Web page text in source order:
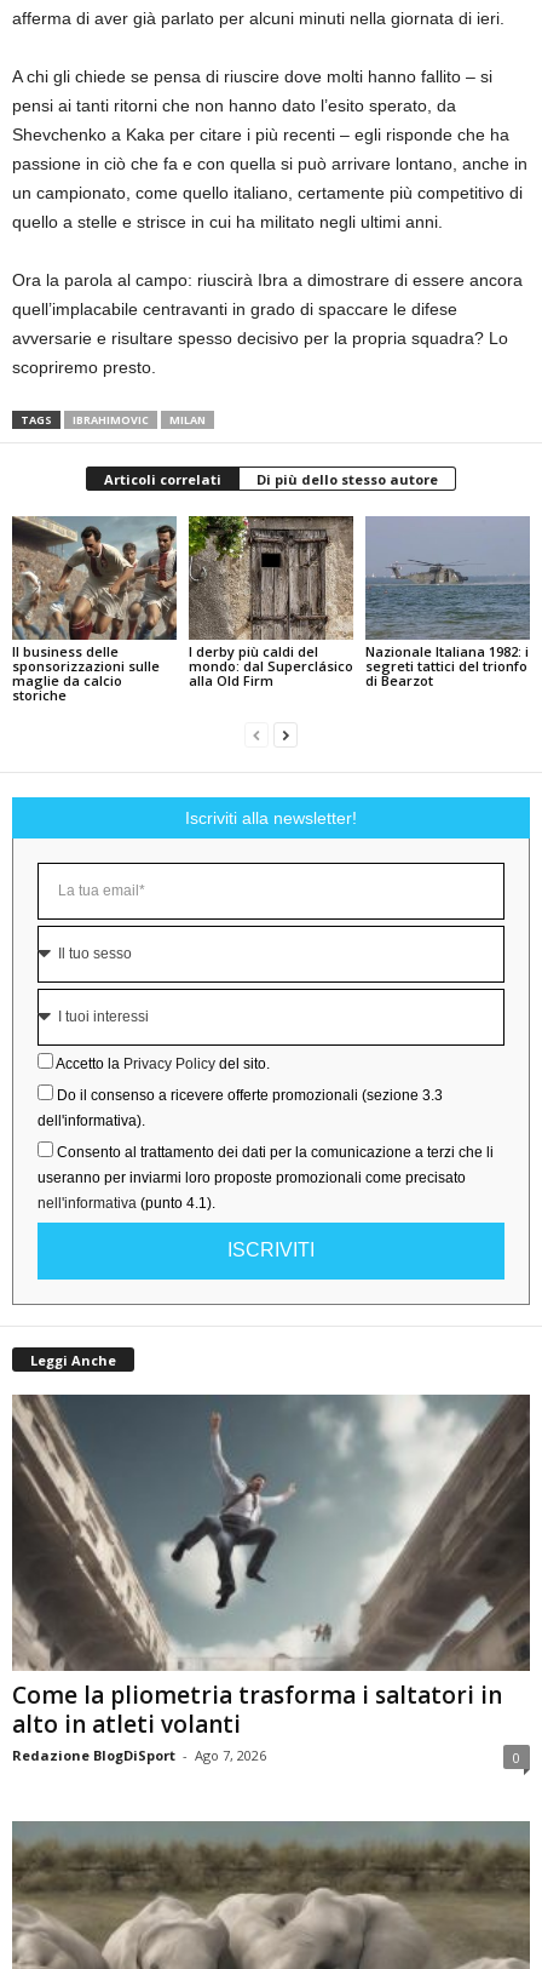
afferma di aver già parlato per alcuni minuti nella giornata di ieri.
A chi gli chiede se pensa di riuscire dove molti hanno fallito – si
pensi ai tanti ritorni che non hanno dato l’esito sperato, da
Shevchenko a Kaka per citare i più recenti – egli risponde che ha
passione in ciò che fa e con quella si può arrivare lontano, anche in
un campionato, come quello italiano, certamente più competitivo di
quello a stelle e strisce in cui ha militato negli ultimi anni.
Ora la parola al campo: riuscirà Ibra a dimostrare di essere ancora
quell’implacabile centravanti in grado di spaccare le difese
avversarie e risultare spesso decisivo per la propria squadra? Lo
scopriremo presto.
TAGS IBRAHIMOVIC MILAN
Articoli correlati Di più dello stesso autore
Il business delle
sponsorizzazioni sulle
maglie da calcio
storiche
I derby più caldi del
mondo: dal Superclásico
alla Old Firm
Nazionale Italiana 1982: i
segreti tattici del trionfo
di Bearzot
Iscriviti alla newsletter!
Accetto la Privacy Policy del sito.
Do il consenso a ricevere offerte promozionali (sezione 3.3
dell'informativa).
Consento al trattamento dei dati per la comunicazione a terzi che li
useranno per inviarmi loro proposte promozionali come precisato
nell'informativa (punto 4.1).
ISCRIVITI
Leggi Anche
Come la pliometria trasforma i saltatori in
alto in atleti volanti
Redazione BlogDiSport - Ago 7, 2026 0